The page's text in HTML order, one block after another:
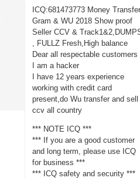
ICQ:681473773 Money
Gram & WU 2018 Show proof
Seller CCV &
, FULLZ Fresh,High balance
Dear all respectable customers
I am a hacker
I have 12 years experience
working with credit card
present,do Wu transfer and sell
ccv all country
*** NOTE ICQ ***
*** If you are a good customer
and long term, please use ICQ
for business ***
*** ICQ safety and security ***